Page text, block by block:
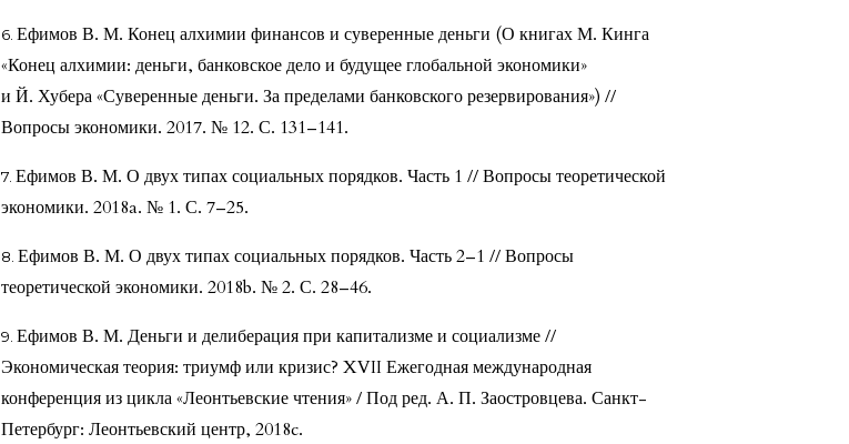
Ефимов В. М. Конец алхимии финансов и суверенные деньги (О книгах М. Кинга
«Конец алхимии: деньги, банковское дело и будущее глобальной экономики»
и Й. Хубера «Суверенные деньги. За пределами банковского резервирования») //
Вопросы экономики. 2017. № 12. С. 131–141.
Ефимов В. М. О двух типах социальных порядков. Часть 1 // Вопросы теоретической
экономики. 2018a. № 1. С. 7–25.
Ефимов В. М. О двух типах социальных порядков. Часть 2–1 // Вопросы
теоретической экономики. 2018b. № 2. С. 28–46.
Ефимов В. М. Деньги и делиберация при капитализме и социализме //
Экономическая теория: триумф или кризис? XVII Ежегодная международная
конференция из цикла «Леонтьевские чтения» / Под ред. А. П. Заостровцева. Санкт-
Петербург: Леонтьевский центр, 2018c.